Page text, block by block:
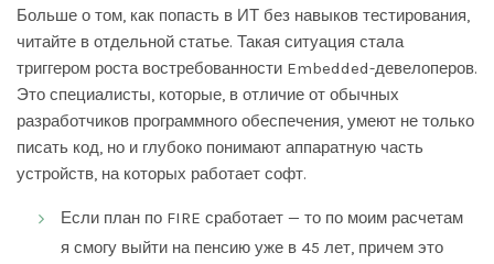
Больше о том, как попасть в ИТ без навыков тестирования,
читайте в отдельной статье. Такая ситуация стала
триггером роста востребованности Embedded-девелоперов.
Это специалисты, которые, в отличие от обычных
разработчиков программного обеспечения, умеют не только
писать код, но и глубоко понимают аппаратную часть
устройств, на которых работает софт.
Если план по FIRE сработает — то по моим расчетам
я смогу выйти на пенсию уже в 45 лет, причем это